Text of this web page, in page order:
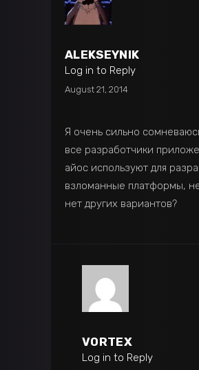
ALEKSEYNIK
Log in to Reply
August 21, 2014
Я очень сильно
все разработчики
айос используют для
взломанные платформы,
нет других вариантов?
VORTEX
Log in to Reply